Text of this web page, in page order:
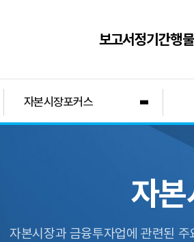
보고서정기간행물
자본시장포커스
자
자본시장과 금융투자업에 관련된